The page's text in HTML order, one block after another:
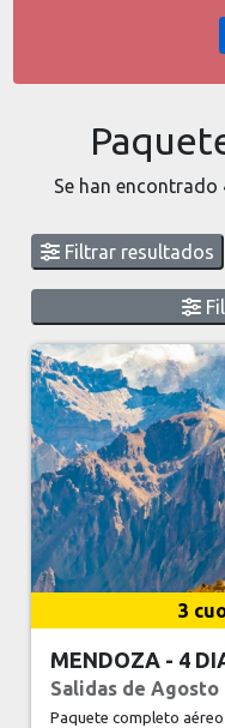
Se han encontrado
Filtrar resultados
3
MENDOZA - 4
Salidas de Agosto
Paquete completo